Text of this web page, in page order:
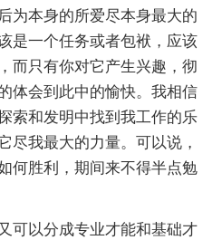
为本身的所爱尽本身最大的
是一个任务或者包袱，应该
而只有你对它产生兴趣，彻
体会到此中的愉快。我相信
索和发明中找到我工作的乐
尽我最大的力量。可以说，
何胜利，期间来不得半点勉
以分成专业才能和基础才